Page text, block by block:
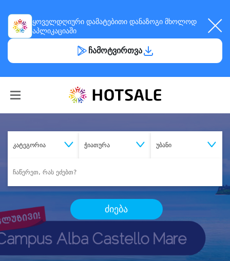
ყოველდღიური დამატებითი დანაზოგი მხოლოდ
აპლიკაციაში
ჩამოტვირთვა
კატეგორია ჭიათურა უბანი
ძიება